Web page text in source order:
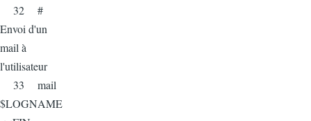
32 #
Envoi d'un
mail à
l'utilisateur
33 mail
$LOGNAME